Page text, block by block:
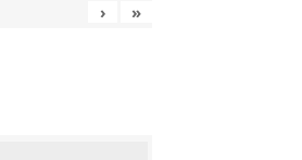
› »